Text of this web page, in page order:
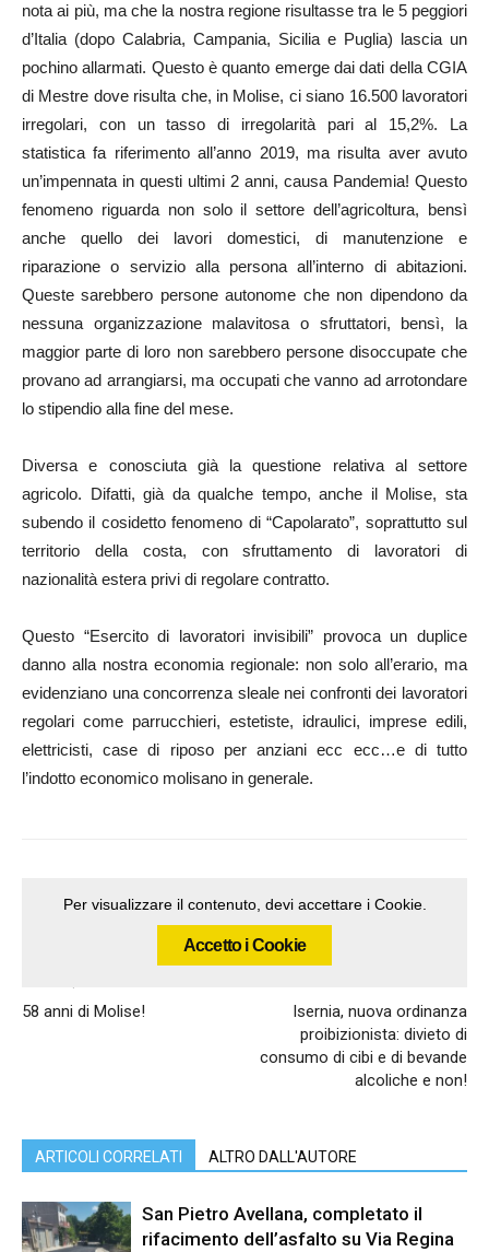
nota ai più, ma che la nostra regione risultasse tra le 5 peggiori
d’Italia (dopo Calabria, Campania, Sicilia e Puglia) lascia un
pochino allarmati. Questo è quanto emerge dai dati della CGIA
di Mestre dove risulta che, in Molise, ci siano 16.500 lavoratori
irregolari, con un tasso di irregolarità pari al 15,2%. La
statistica fa riferimento all’anno 2019, ma risulta aver avuto
un’impennata in questi ultimi 2 anni, causa Pandemia! Questo
fenomeno riguarda non solo il settore dell’agricoltura, bensì
anche quello dei lavori domestici, di manutenzione e
riparazione o servizio alla persona all’interno di abitazioni.
Queste sarebbero persone autonome che non dipendono da
nessuna organizzazione malavitosa o sfruttatori, bensì, la
maggior parte di loro non sarebbero persone disoccupate che
provano ad arrangiarsi, ma occupati che vanno ad arrotondare
lo stipendio alla fine del mese.
Diversa e conosciuta già la questione relativa al settore
agricolo. Difatti, già da qualche tempo, anche il Molise, sta
subendo il cosidetto fenomeno di “Capolarato”, soprattutto sul
territorio della costa, con sfruttamento di lavoratori di
nazionalità estera privi di regolare contratto.
Questo “Esercito di lavoratori invisibili” provoca un duplice
danno alla nostra economia regionale: non solo all’erario, ma
evidenziano una concorrenza sleale nei confronti dei lavoratori
regolari come parrucchieri, estetiste, idraulici, imprese edili,
elettricisti, case di riposo per anziani ecc ecc…e di tutto
l’indotto economico molisano in generale.
Per visualizzare il contenuto, devi accettare i Cookie.
Accetto i Cookie
58 anni di Molise!
Isernia, nuova ordinanza
proibizionista: divieto di
consumo di cibi e di bevande
alcoliche e non!
ARTICOLI CORRELATI ALTRO DALL'AUTORE
San Pietro Avellana, completato il
rifacimento dell’asfalto su Via Regina